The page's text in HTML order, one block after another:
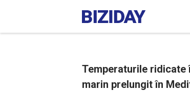
Temperaturile ridicate
marin prelungit în